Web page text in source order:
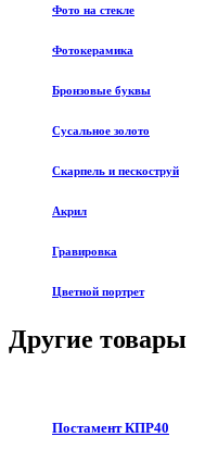
Фото на стекле
Фотокерамика
Бронзовые буквы
Сусальное золото
Скарпель и пескоструй
Акрил
Гравировка
Цветной портрет
Другие товары
Постамент КПР40